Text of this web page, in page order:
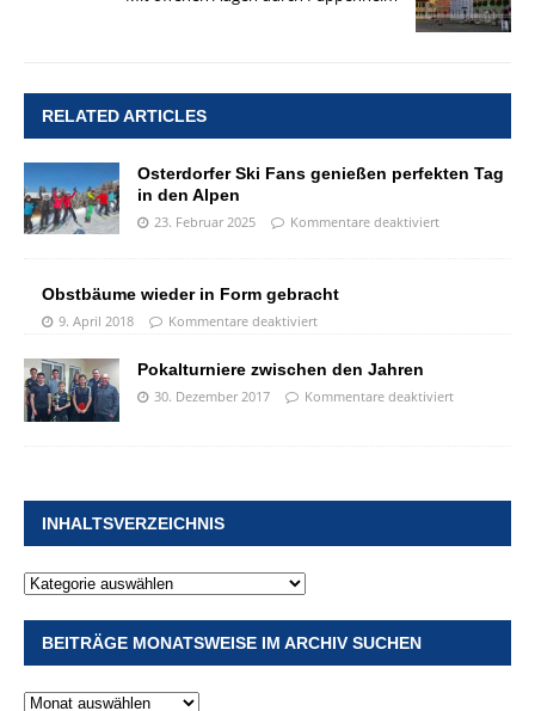
RELATED ARTICLES
Osterdorfer Ski Fans genießen perfekten Tag
in den Alpen
23. Februar 2025 Kommentare deaktiviert
Obstbäume wieder in Form gebracht
9. April 2018 Kommentare deaktiviert
Pokalturniere zwischen den Jahren
30. Dezember 2017 Kommentare deaktiviert
INHALTSVERZEICHNIS
BEITRÄGE MONATSWEISE IM ARCHIV SUCHEN